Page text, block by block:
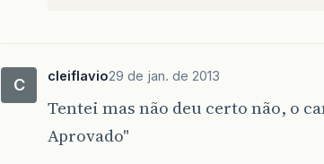
C cleiflavio29 de jan. de 2013
Tentei mas não deu certo não, o
Aprovado"